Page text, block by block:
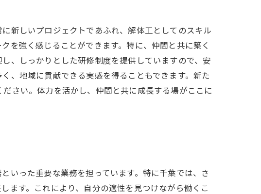
新しいプロジェクトであふれ、解体工としてのスキル
を強く感じることができます。特に、仲間と共に築く
、しっかりとした研修制度を提供していますので、安
、地域に貢献できる実感を得ることもできます。新た
さい。体力を活かし、仲間と共に成長する場がここに
いった重要な業務を担っています。特に千葉では、さ
ます。これにより、自分の適性を見つけながら働くこ